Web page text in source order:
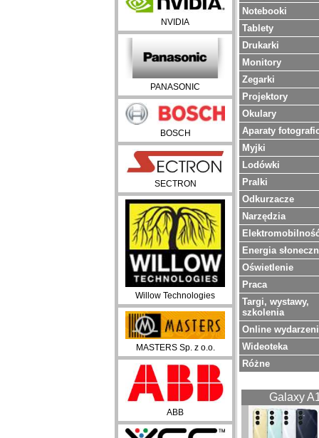
NVIDIA
PANASONIC
BOSCH
SECTRON
Willow Technologies
MASTERS Sp. z o.o.
ABB
Notebooki
Tablety
Drukarki
Monitory
Zegarki
Projektory
Okulary
Aparaty
Myjki
Lodówki
Pralki
Odkurzacze
Narzędzia
Energia
Oświetlenie
Praca
Targi, wystawy,
szkolenia
Online
Wideoteka
Różne
Galaxy